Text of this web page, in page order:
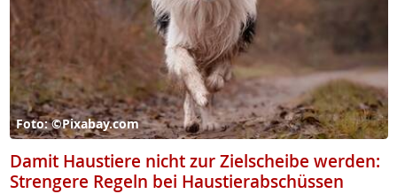
Foto: ©Pixabay.com
Damit Haustiere nicht zur Zielscheibe werden:
Strengere Regeln bei Haustierabschüssen